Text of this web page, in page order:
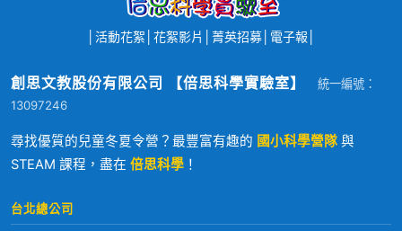
活動花絮 花絮影片 菁英招募│ 電子報
創思文教股份有限公司 【倍思科學實驗室】
統一編號：
13097246
尋找優質的兒童冬夏令營？最豐富有趣的 國小科學營隊 與
STEAM 課程，盡在 倍思科學 ！
台北總公司